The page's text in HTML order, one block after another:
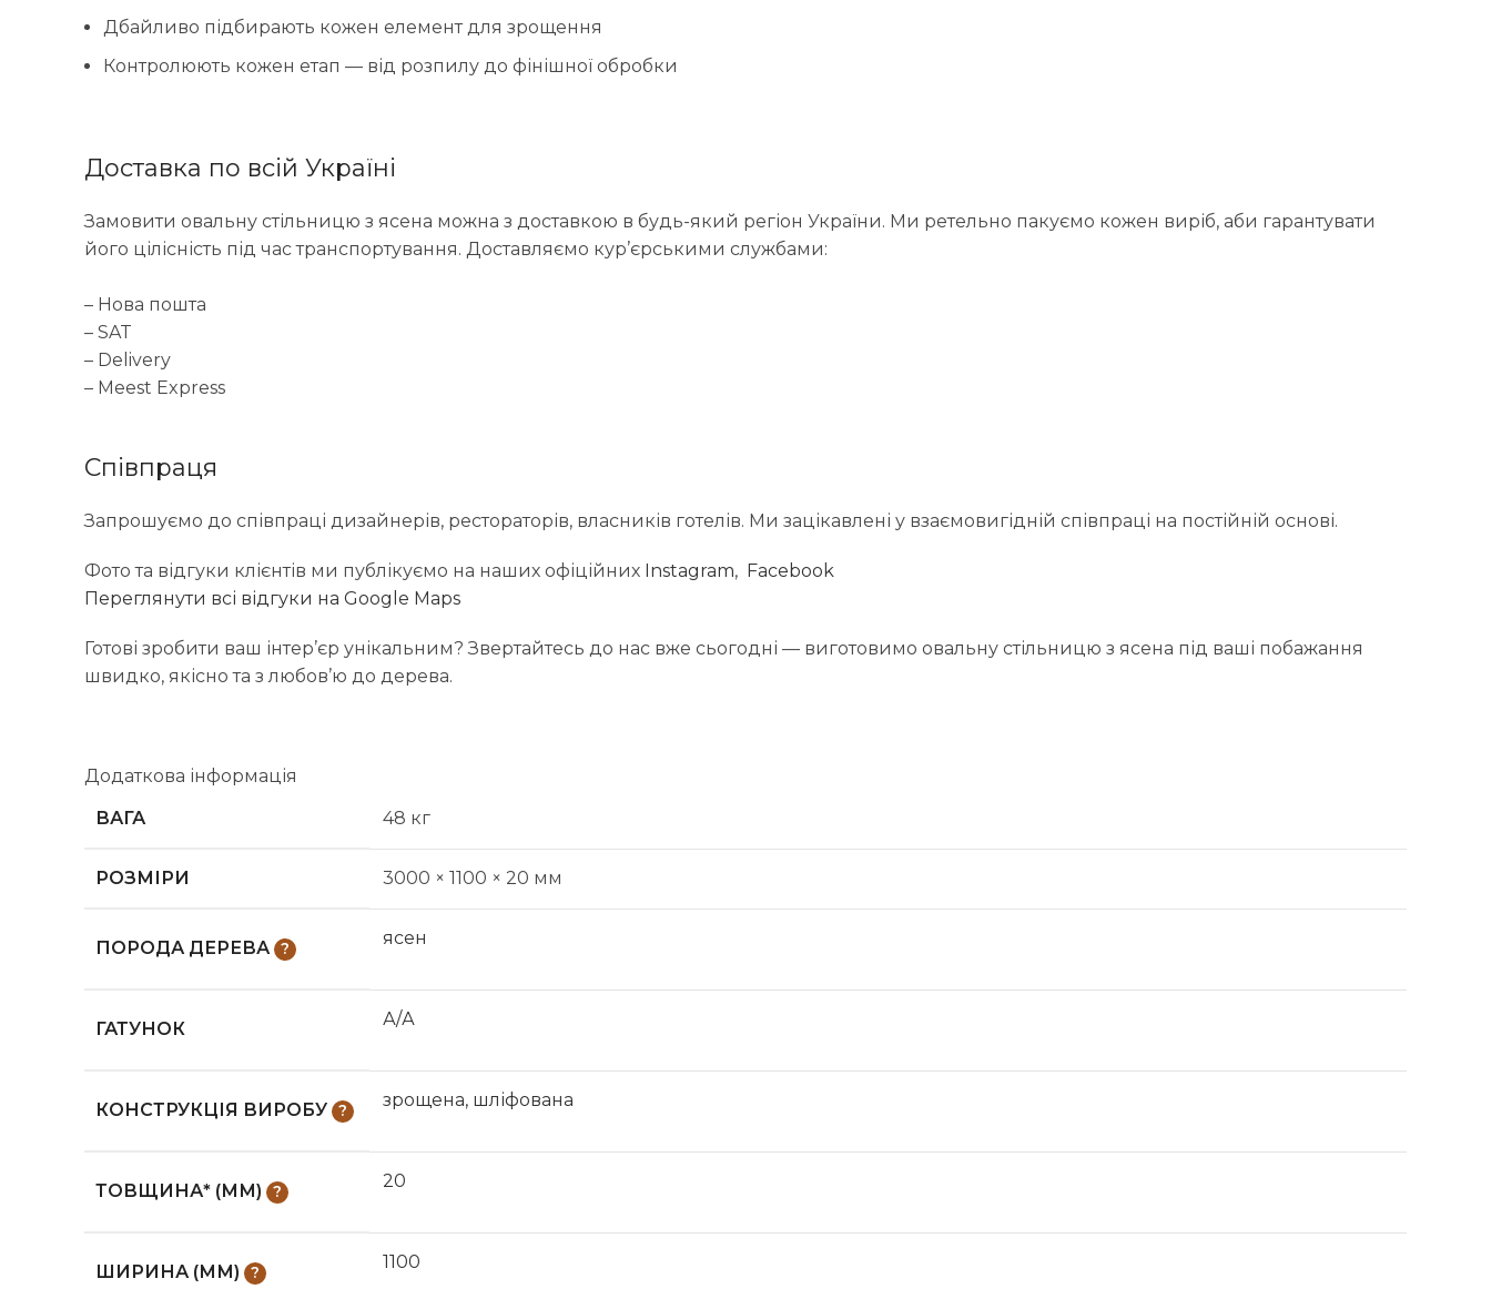
Дбайливо підбирають кожен елемент для зрощення
Контролюють кожен етап — від розпилу до фінішної обробки
Доставка по всій Україні
Замовити овальну стільницю з ясена можна з доставкою в будь-який регіон України. Ми ретельно пакуємо кожен виріб, аби гарантувати
його цілісність під час транспортування. Доставляємо кур’єрськими службами:
– Нова пошта
– SAT
– Delivery
– Meest Express
Співпраця
Запрошуємо до співпраці дизайнерів, рестораторів, власників готелів. Ми зацікавлені у взаємовигідній співпраці на постійній основі.
Фото та відгуки клієнтів ми публікуємо на наших офіційних Instagram, Facebook
Переглянути всі відгуки на Google Maps
Готові зробити ваш інтер’єр унікальним? Звертайтесь до нас вже сьогодні — виготовимо овальну стільницю з ясена під ваші побажання
швидко, якісно та з любов’ю до дерева.
Додаткова інформація
ВАГА
48 кг
РОЗМІРИ 3000 × 1100 × 20 мм
ПОРОДА ДЕРЕВА ясен
ГАТУНОК А/А
КОНСТРУКЦІЯ ВИРОБУ зрощена, шліфована
ТОВЩИНА* (ММ) 20
ШИРИНА (ММ) 1100